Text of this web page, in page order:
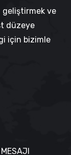
geliştirmek ve
düzeye
için bizimle